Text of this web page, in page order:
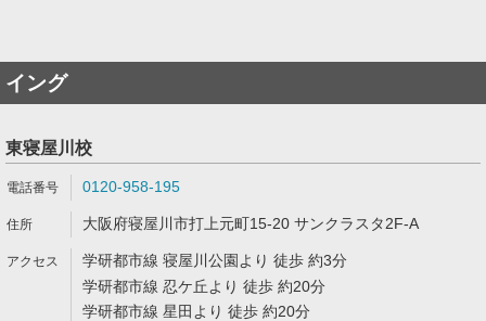
イング
東寝屋川校
0120-958-195
大阪府寝屋川市打上元町15-20 サンクラスタ2F-A
学研都市線 寝屋川公園より 徒歩 約3分
学研都市線 忍ケ丘より 徒歩 約20分
学研都市線 星田より 徒歩 約20分